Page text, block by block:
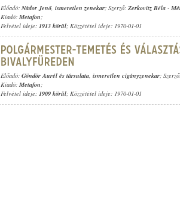
Előadó: Nádor Jenő, ismeretlen zenekar; Szerző: Zerkovitz Béla -
Kiadó: Metafon;
Felvétel ideje: 1913 körül; Közzététel ideje: 1970-01-01
Előadó: Göndör Aurél és társulata, ismeretlen cigányzenekar;
Kiadó: Metafon;
Felvétel ideje: 1909 körül; Közzététel ideje: 1970-01-01